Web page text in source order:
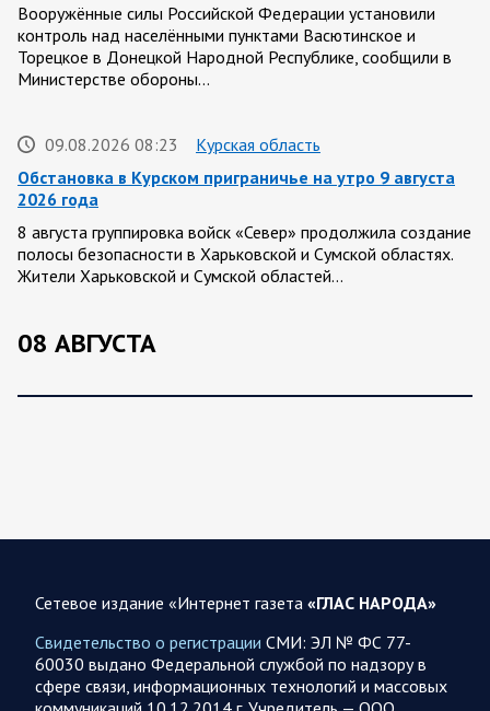
Вооружённые силы Российской Федерации установили
контроль над населёнными пунктами Васютинское и
Торецкое в Донецкой Народной Республике, сообщили в
Министерстве обороны…
09.08.2026 08:23
Курская область
Обстановка в Курском приграничье на утро 9 августа
2026 года
8 августа группировка войск «Север» продолжила создание
полосы безопасности в Харьковской и Сумской областях.
Жители Харьковской и Сумской областей…
08 АВГУСТА
визит в Сербию. На пресс-конференции президент этой
Брифинг Минобороны РФ: новые данные о ходе
спецоперации 8 августа 2026 года
Сетевое издание «Интернет газета «ГЛАС НАРОДА»
Свидетельство о регистрации СМИ: ЭЛ № ФС 77-
60030 выдано Федеральной службой по надзору в
сфере связи, информационных технологий и массовых